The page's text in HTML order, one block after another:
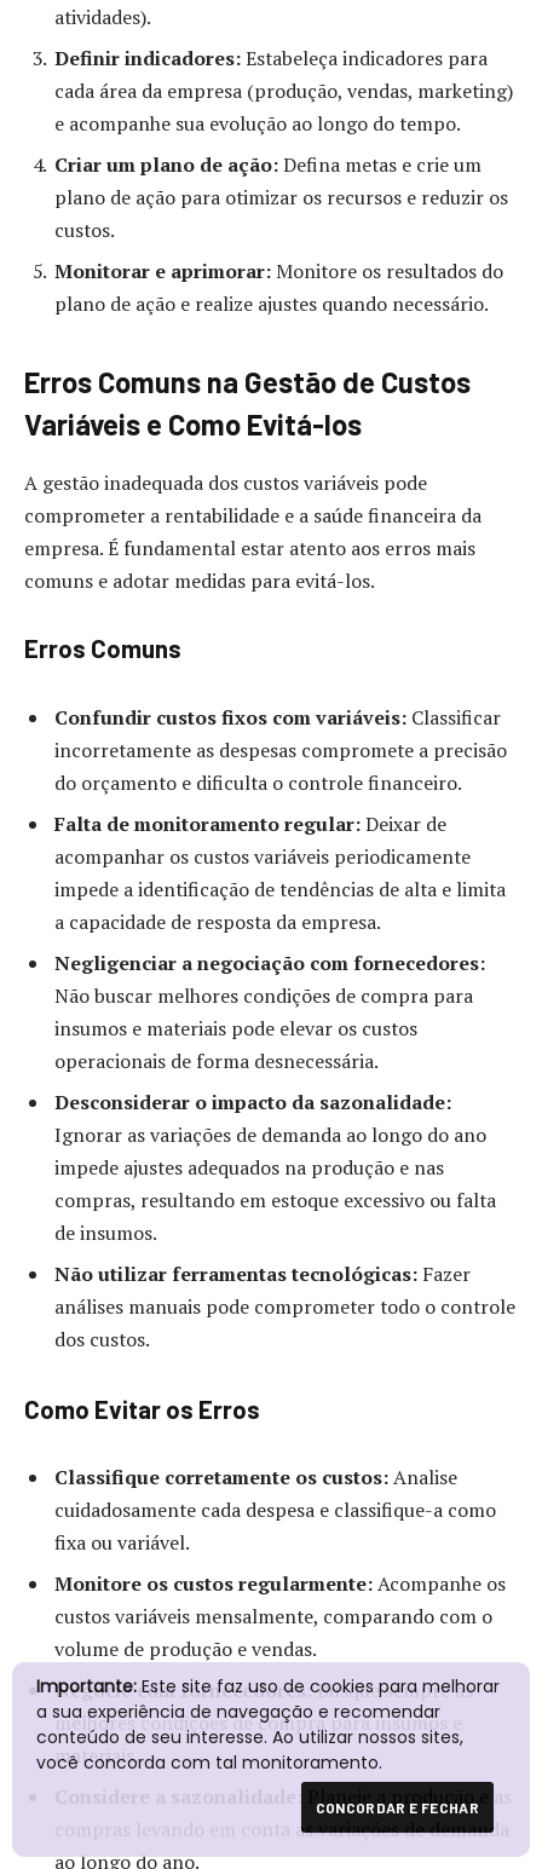
atividades).
Definir indicadores:Estabeleça indicadores para
cada área da empresa (produção, vendas, marketing)
e acompanhe sua evolução ao longo do tempo.
Criar um plano de ação:Defina metas e crie um
plano de ação para otimizar os recursos e reduzir os
custos.
Monitorar e aprimorar:Monitore os resultados do
plano de ação e realize ajustes quando necessário.
Erros Comuns na Gestão de Custos
Variáveis e Como Evitá-los
A gestão inadequada dos custos variáveis pode
comprometer a rentabilidade e a saúde financeira da
empresa. É fundamental estar atento aos erros mais
comuns e adotar medidas para evitá-los.
Erros Comuns
Confundir custos fixos com variáveis: Classificar
incorretamente as despesas compromete a precisão
do orçamento e dificulta o controle financeiro.
Falta de monitoramento regular:Deixar de
acompanhar os custos variáveis periodicamente
impede a identificação de tendências de alta e limita
a capacidade de resposta da empresa.
Negligenciar a negociação com fornecedores:
Não buscar melhores condições de compra para
insumos e materiais pode elevar os custos
operacionais de forma desnecessária.
Desconsiderar o impacto da sazonalidade:
Ignorar as variações de demanda ao longo do ano
impede ajustes adequados na produção e nas
compras, resultando em estoque excessivo ou falta
de insumos.
Não utilizar ferramentas tecnológicas: Fazer
análises manuais pode comprometer todo o controle
dos custos.
Como Evitar os Erros
Classifique corretamente os custos:Analise
cuidadosamente cada despesa e classifique-a como
fixa ou variável.
Monitore os custos regularmente:Acompanhe os
custos variáveis mensalmente, comparando com o
volume de produção e vendas.
Negocie com fornecedores:Busque sempre as
melhores condições de compra para insumos e
materiais.
Considere a sazonalidade:
compras levando em conta as variações de demanda
ao longo do ano.
Importante: Este site faz uso de cookies para melhorar
a sua experiência de navegação e recomendar
conteúdo de seu interesse. Ao utilizar nossos sites,
você concorda com tal monitoramento.
CONCORDAR E FECHAR